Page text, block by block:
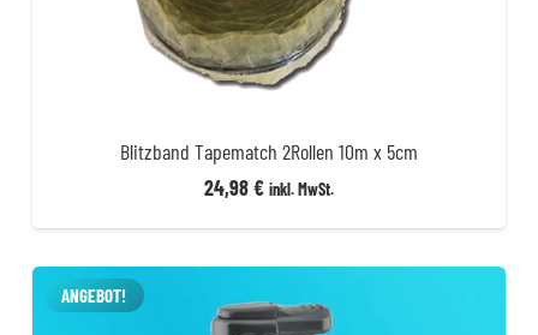
Blitzband Tapematch 2Rollen 10m x 5cm
24,98€ inkl. MwSt.
ANGEBOT!